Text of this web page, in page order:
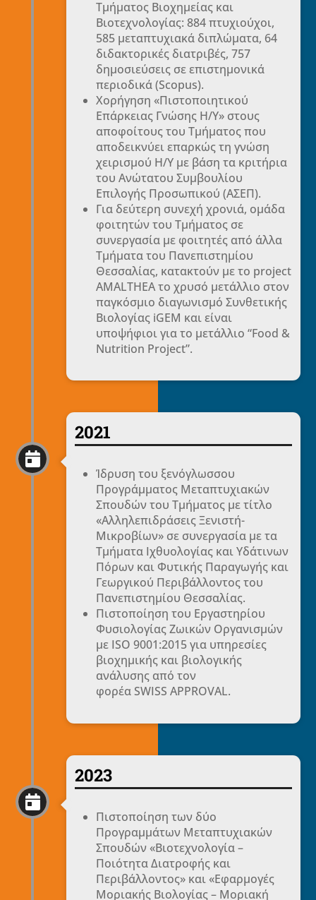
Τμήματος Βιοχημείας και
Βιοτεχνολογίας: 884 πτυχιούχοι,
585 μεταπτυχιακά διπλώματα, 64
διδακτορικές διατριβές, 757
δημοσιεύσεις σε επιστημονικά
περιοδικά (Scopus).
Χορήγηση «Πιστοποιητικού
Επάρκειας Γνώσης Η/Υ» στους
αποφοίτους του Τμήματος που
αποδεικνύει επαρκώς τη γνώση
χειρισμού Η/Υ με βάση τα κριτήρια
του Ανώτατου Συμβουλίου
Επιλογής Προσωπικού (ΑΣΕΠ).
Για δεύτερη συνεχή χρονιά, ομάδα
φοιτητών του Τμήματος σε
συνεργασία με φοιτητές από άλλα
Τμήματα του Πανεπιστημίου
Θεσσαλίας, κατακτούν με το project
AMALTHEA το χρυσό μετάλλιο στον
παγκόσμιο διαγωνισμό Συνθετικής
Βιολογίας iGEM και είναι
υποψήφιοι για το μετάλλιο “Food &
Nutrition Project”.

2021
Ίδρυση του ξενόγλωσσου
Προγράμματος Μεταπτυχιακών
Σπουδών του Τμήματος με τίτλο
«Αλληλεπιδράσεις Ξενιστή-
Μικροβίων» σε συνεργασία με τα
Τμήματα Ιχθυολογίας και Υδάτινων
Πόρων και Φυτικής Παραγωγής και
Γεωργικού Περιβάλλοντος του
Πανεπιστημίου Θεσσαλίας.
Πιστοποίηση του Eργαστηρίου
Φυσιολογίας Ζωικών Οργανισμών
με ISO 9001:2015 για υπηρεσίες
βιοχημικής και βιολογικής
ανάλυσης από τον
φορέα SWISS APPROVAL.

2023
Πιστοποίηση των δύο
Προγραμμάτων Μεταπτυχιακών
Σπουδών «Βιοτεχνολογία –
Ποιότητα Διατροφής και
Περιβάλλοντος» και «Εφαρμογές
Μοριακής Βιολογίας – Μοριακή